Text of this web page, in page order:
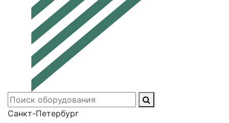
Санкт-Петербург